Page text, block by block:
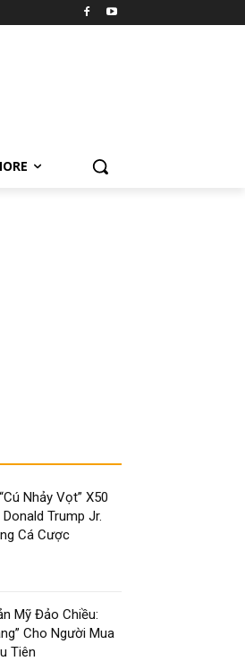
Nhảy Vọt” X50
Trump Jr.
Cá Cược
Mỹ Đảo Chiều:
Cho Người Mua
Tiên